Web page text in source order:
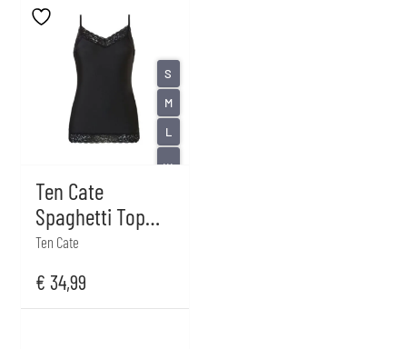
Ten Cate
Spaghetti Top
Lace – Zwart
Ten Cate
€ 34,99
S
M
L
...